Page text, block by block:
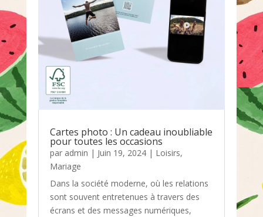
Cartes photo : Un cadeau inoubliable
pour toutes les occasions
par admin | Juin 19, 2024| Loisirs,
Mariage
Dans la société moderne, où les relations
sont souvent entretenues à travers des
écrans et des messages numériques,